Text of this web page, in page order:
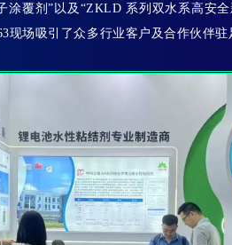
涂覆剂”以及“ZKLD 系列双水系高安
现场吸引了众多行业客户及合作伙伴驻